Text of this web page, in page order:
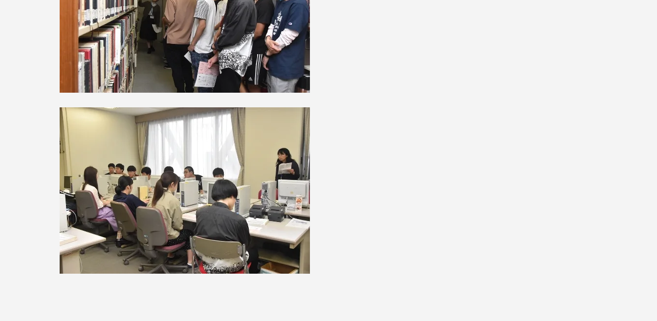
グローバル大学へ向けた取り組
みのための基本理念
語学教育センター
アクセス情報
品川キャンパス 湘南キャンパス
阿蘇くまもと
臨空キャンパス
札幌キャンパス